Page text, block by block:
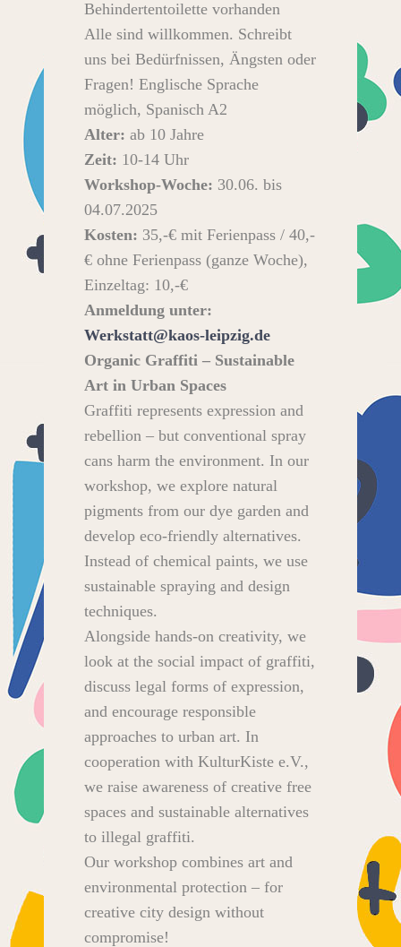
Behindertentoilette vorhanden
Alle sind willkommen. Schreibt
uns bei Bedürfnissen, Ängsten oder
Fragen! Englische Sprache
möglich, Spanisch A2
Alter: ab 10 Jahre
Zeit: 10-14 Uhr
Workshop-Woche: 30.06. bis
04.07.2025
Kosten: 35,-€ mit Ferienpass / 40,-
€ ohne Ferienpass (ganze Woche),
Einzeltag: 10,-€
Anmeldung unter:
Werkstatt@kaos-leipzig.de
Organic Graffiti – Sustainable
Art in Urban Spaces
Graffiti represents expression and
rebellion – but conventional spray
cans harm the environment. In our
workshop, we explore natural
pigments from our dye garden and
develop eco-friendly alternatives.
Instead of chemical paints, we use
sustainable spraying and design
techniques.
Alongside hands-on creativity, we
look at the social impact of graffiti,
discuss legal forms of expression,
and encourage responsible
approaches to urban art. In
cooperation with KulturKiste e.V.,
we raise awareness of creative free
spaces and sustainable alternatives
to illegal graffiti.
Our workshop combines art and
environmental protection – for
creative city design without
compromise!